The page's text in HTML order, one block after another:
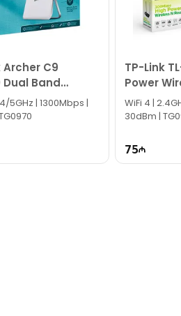
canlı dəstək xəttində
Archer C9
Dual Band
5GHz | 1300Mbps |
TP-Link
Power
WiFi 4 |
30dBm |
75